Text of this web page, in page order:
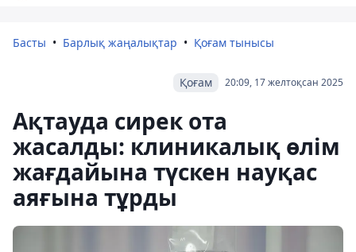
Басты Барлық жаңалықтар Қоғам тынысы
20:09, 17 желтоқсан 2025
Қоғам
Ақтауда сирек ота
жасалды: клиникалық өлім
жағдайына түскен науқас
аяғына тұрды